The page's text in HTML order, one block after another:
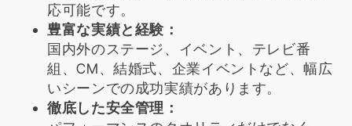
応可能です。
豊富な実績と経験：
国内外のステージ、イベント、テレビ番
組、CM、結婚式、企業イベントなど、幅広
いシーンでの成功実績があります。
徹底した安全管理：